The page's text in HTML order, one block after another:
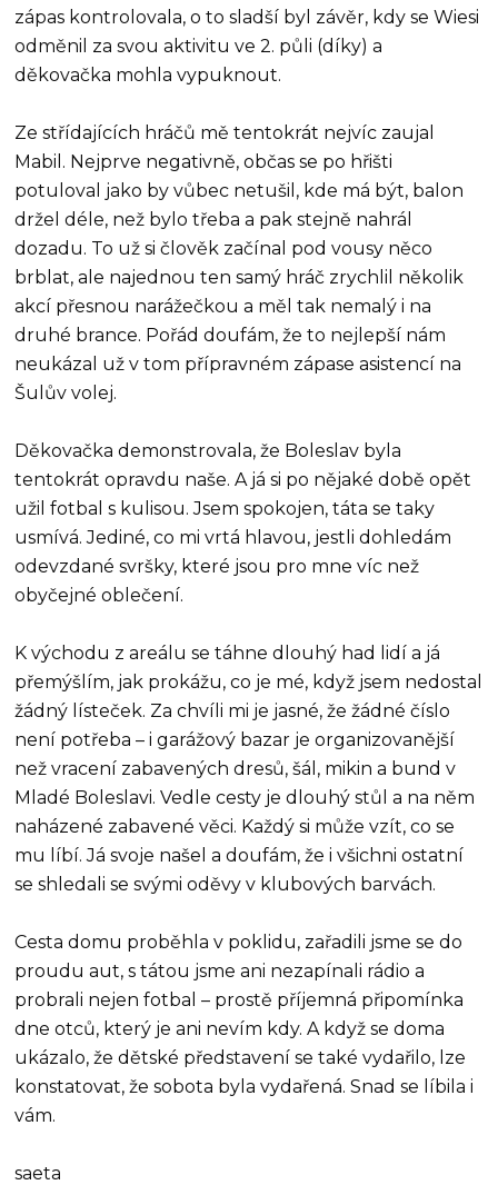
zápas kontrolovala, o to sladší byl závěr, kdy se Wiesi
odměnil za svou aktivitu ve 2. půli (díky) a
děkovačka mohla vypuknout.
Ze střídajících hráčů mě tentokrát nejvíc zaujal
Mabil. Nejprve negativně, občas se po hřišti
potuloval jako by vůbec netušil, kde má být, balon
držel déle, než bylo třeba a pak stejně nahrál
dozadu. To už si člověk začínal pod vousy něco
brblat, ale najednou ten samý hráč zrychlil několik
akcí přesnou narážečkou a měl tak nemalý i na
druhé brance. Pořád doufám, že to nejlepší nám
neukázal už v tom přípravném zápase asistencí na
Šulův volej.
Děkovačka demonstrovala, že Boleslav byla
tentokrát opravdu naše. A já si po nějaké době opět
užil fotbal s kulisou. Jsem spokojen, táta se taky
usmívá. Jediné, co mi vrtá hlavou, jestli dohledám
odevzdané svršky, které jsou pro mne víc než
obyčejné oblečení.
K východu z areálu se táhne dlouhý had lidí a já
přemýšlím, jak prokážu, co je mé, když jsem nedostal
žádný lísteček. Za chvíli mi je jasné, že žádné číslo
není potřeba – i garážový bazar je organizovanější
než vracení zabavených dresů, šál, mikin a bund v
Mladé Boleslavi. Vedle cesty je dlouhý stůl a na něm
naházené zabavené věci. Každý si může vzít, co se
mu líbí. Já svoje našel a doufám, že i všichni ostatní
se shledali se svými oděvy v klubových barvách.
Cesta domu proběhla v poklidu, zařadili jsme se do
proudu aut, s tátou jsme ani nezapínali rádio a
probrali nejen fotbal – prostě příjemná připomínka
dne otců, který je ani nevím kdy. A když se doma
ukázalo, že dětské představení se také vydařilo, lze
konstatovat, že sobota byla vydařená. Snad se líbila i
vám.
saeta